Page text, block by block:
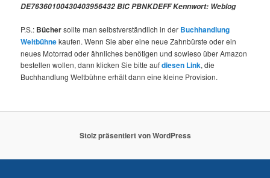
DE76360100430403956432 BIC PBNKDEFF Kennwort: Weblog
P.S.: Büchersollte man selbstverständlich in der Buchhandlung
Weltbühnekaufen. Wenn Sie aber eine neue Zahnbürste oder ein
neues Motorrad oder ähnliches benötigen und sowieso über Amazon
bestellen wollen, dann klicken Sie bitte aufdiesen Link, die
Buchhandlung Weltbühne erhält dann eine kleine Provision.
Stolz präsentiert von WordPress